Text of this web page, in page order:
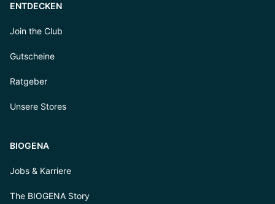
ENTDECKEN
Join the Club
Gutscheine
Ratgeber
Unsere Stores
BIOGENA
Jobs & Karriere
The BIOGENA Story